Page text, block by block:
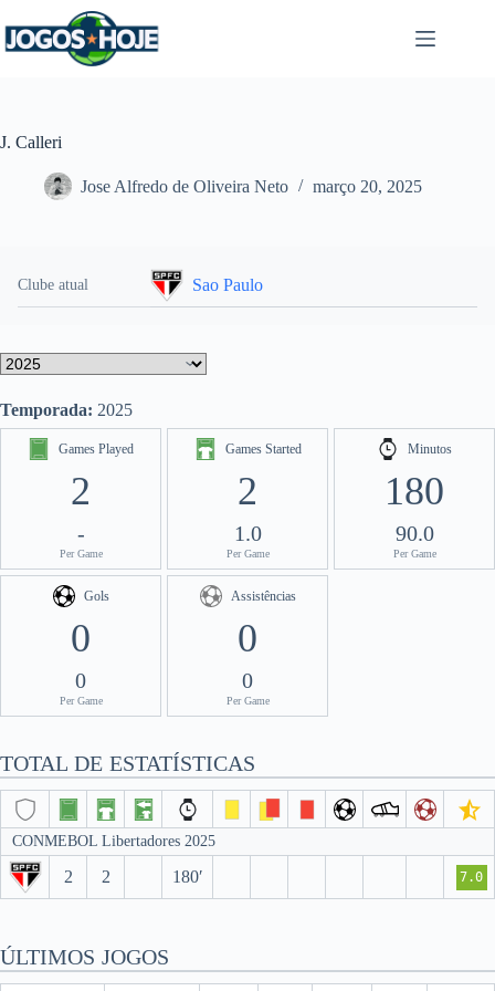
para
o
J. Calleri
Jose Alfredo de Oliveira Neto março 20, 2025
Clube atual Sao Paulo
Temporada: 2025
Games Played
2
-
Per Game
Games Started
2
1.0
Per Game
Minutos
180
90.0
Per Game
Gols
0
0
Per Game
Assistências
0
0
Per Game
TOTAL DE ESTATÍSTICAS
CONMEBOL Libertadores 2025
2 2 180′ 7.0
ÚLTIMOS JOGOS